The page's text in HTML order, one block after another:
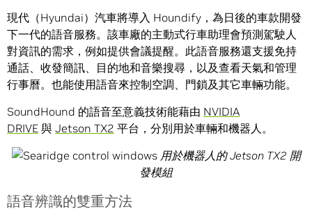
現代（Hyundai）汽車將導入 Houndify，為日後的車款開發
下一代的語音服務。該車廠的主動式行車助理會預測駕駛人
對資訊的需求，例如提供會議提醒。此語音服務還支援免持
通話、收發簡訊、目的地和音樂搜尋，以及查看天氣和管理
行事曆。也能使用語音來控制空調、門鎖及其它車輛功能。
SoundHound 的語音至意義技術能藉由 NVIDIA
DRIVE 與 Jetson TX2 平台，分別用於車輛和機器人。
用於機器人的Jetson TX2 開
發模組
語音辨識的雙重方法